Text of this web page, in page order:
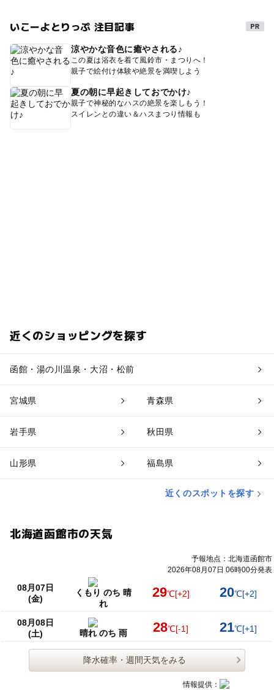
いこーよとりっぷ 注目記事
涼やかな音色に癒やされる♪
この夏は浴衣を着て風鈴市・まつりへ！
親子で絵付け体験や絶景を満喫しよう
夏の朝に早起きしておでかけ♪
親子で神秘的なハスの絶景を楽しもう！
スイレンとの違い＆ハスまつり情報も
近くのショッピングを探す
函館・湯の川温泉・大沼・松前
宮城県 青森県
岩手県 秋田県
山形県 福島県
近くのスポットを探す
北海道函館市の天気
予報地点：北海道函館市
2026年08月07日 06時00分発表
08月07日
(金)
くもり のち 晴
れ
29℃[+2] 20℃[+2]
08月08日
(土)
晴れ のち 雨 28℃[-1] 21℃[+1]
降水確率・週間天気をみる
情報提供：